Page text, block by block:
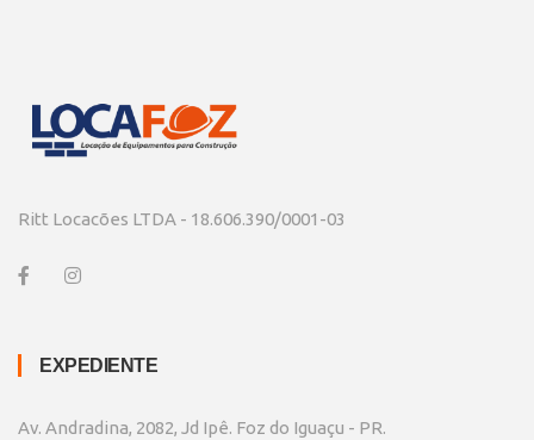
Ritt Locacões LTDA - 18.606.390/0001-03
EXPEDIENTE
Av. Andradina, 2082, Jd Ipê. Foz do Iguaçu - PR.